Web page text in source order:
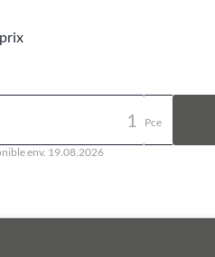
Pce
env. 19.08.2026